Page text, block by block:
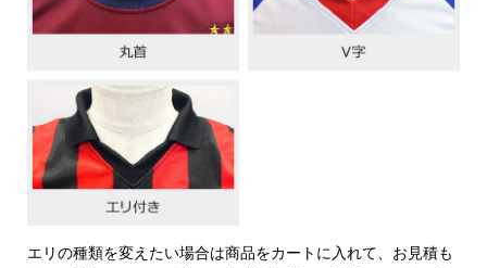
エリの種類を変えたい場合は商品をカートに入れて、お見積も